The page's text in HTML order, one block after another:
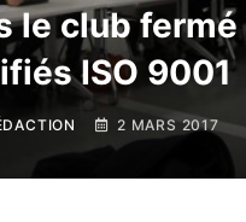
le club fermé
ISO 9001
2 MARS 2017